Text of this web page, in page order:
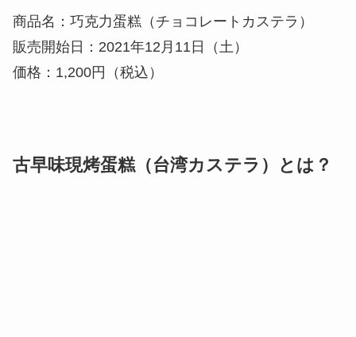
商品名：巧克力蛋糕（チョコレートカステラ）
販売開始日：2021年12月11日（土）
価格：1,200円（税込）
古早味現烤蛋糕（台湾カステラ）とは？